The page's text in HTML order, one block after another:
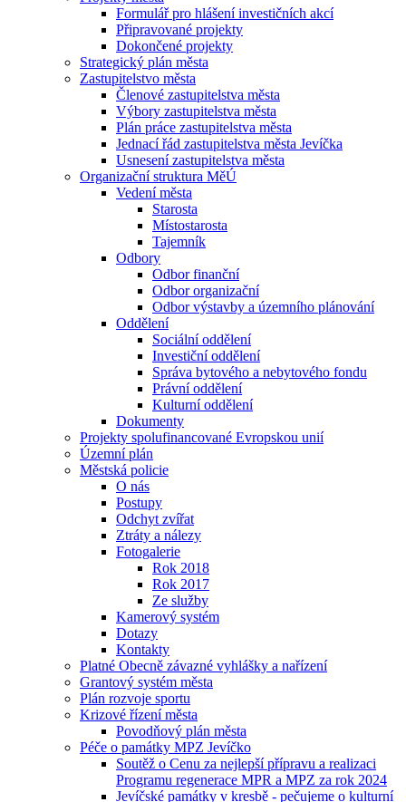
Formulář pro hlášení investičních akcí
Připravované projekty
Dokončené projekty
Strategický plán města
Zastupitelstvo města
Členové zastupitelstva města
Výbory zastupitelstva města
Plán práce zastupitelstva města
Jednací řád zastupitelstva města Jevíčka
Usnesení zastupitelstva města
Organizační struktura MěÚ
Vedení města
Starosta
Místostarosta
Tajemník
Odbory
Odbor finanční
Odbor organizační
Odbor výstavby a územního plánování
Oddělení
Sociální oddělení
Investiční oddělení
Správa bytového a nebytového fondu
Právní oddělení
Kulturní oddělení
Dokumenty
Projekty spolufinancované Evropskou unií
Územní plán
Městská policie
O nás
Postupy
Odchyt zvířat
Ztráty a nálezy
Fotogalerie
Rok 2018
Rok 2017
Ze služby
Kamerový systém
Dotazy
Kontakty
Platné Obecně závazné vyhlášky a nařízení
Grantový systém města
Plán rozvoje sportu
Krizové řízení města
Povodňový plán města
Péče o památky MPZ Jevíčko
Soutěž o Cenu za nejlepší přípravu a realizaci
Programu regenerace MPR a MPZ za rok 2024
Jevíčské památky v kresbě - pečujeme o kulturní